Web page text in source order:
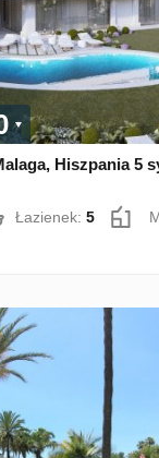
Hiszpania 5
Łazienek:5